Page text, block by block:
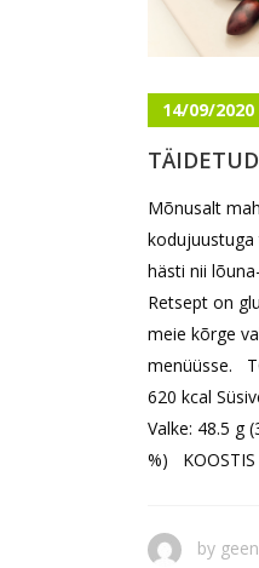
14/09/2020
Mõnusalt
hästi nii
Retsept on
meie kõrge
menüüsse.
620 kcal
Valke: 48.5 g
%) KOOSTIS
by